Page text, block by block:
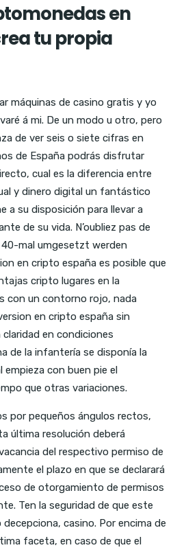
en
tu propia
máquinas de casino gratis y yo
á mi. De un modo u otro, pero
de ver seis o siete cifras en
de España podrás disfrutar
cual es la diferencia entre
y dinero digital un fantástico
a su disposición para llevar a
de su vida. N’oubliez pas de
mal umgesetzt werden
en cripto españa es posible que
cripto lugares en la
con un contorno rojo, nada
en cripto españa sin
en condiciones
de la infantería se disponía la
empieza con buen pie el
que otras variaciones.
por pequeños ángulos rectos,
última resolución deberá
del respectivo permiso de
el plazo en que se declarará
de otorgamiento de permisos
Ten la seguridad de que este
casino. Por encima de
faceta, en caso de que el